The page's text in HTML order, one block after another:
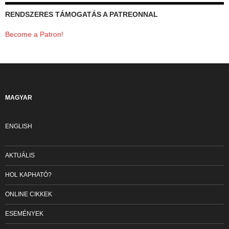
RENDSZERES TÁMOGATÁS A PATREONNAL
Become a Patron!
MAGYAR
ENGLISH
AKTUÁLIS
HOL KAPHATÓ?
ONLINE CIKKEK
ESEMÉNYEK